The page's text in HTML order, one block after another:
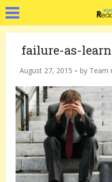
failure-as-
August 27, 2015 by Team